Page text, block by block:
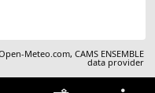
Meteo.com,CAMS ENSEMBLE
data provider